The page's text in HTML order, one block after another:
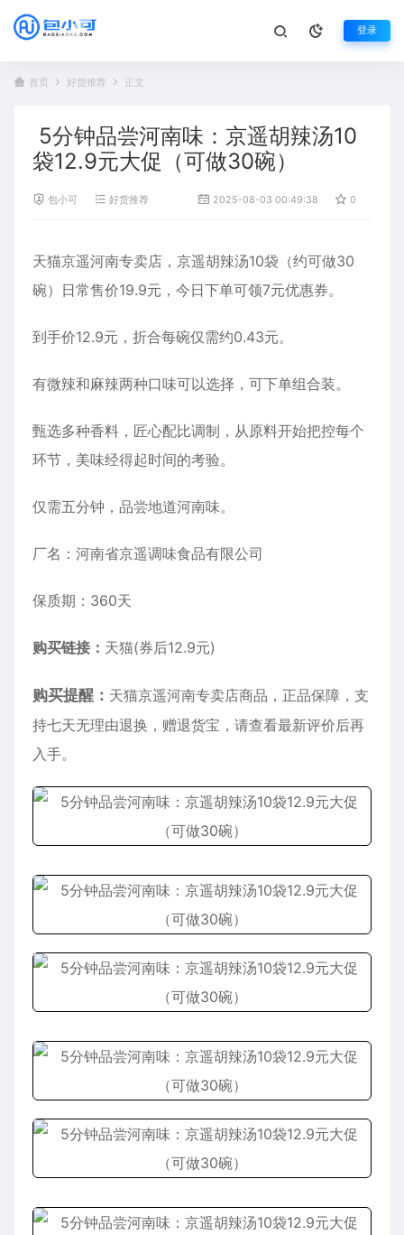
登录
首页 好货推荐 正文
5分钟品尝河南味：京遥胡辣汤10
袋12.9元大促（可做30碗）
包小可 好货推荐 2025-08-03 00:49:38 0
天猫京遥河南专卖店，京遥胡辣汤10袋（约可做30
碗）日常售价19.9元，今日下单可领7元优惠券。
到手价12.9元，折合每碗仅需约0.43元。
有微辣和麻辣两种口味可以选择，可下单组合装。
甄选多种香料，匠心配比调制，从原料开始把控每个
环节，美味经得起时间的考验。
仅需五分钟，品尝地道河南味。
厂名：河南省京遥调味食品有限公司
保质期：360天
购买链接： 天猫(券后12.9元)
购买提醒： 天猫京遥河南专卖店商品，正品保障，支
持七天无理由退换，赠退货宝，请查看最新评价后再
入手。